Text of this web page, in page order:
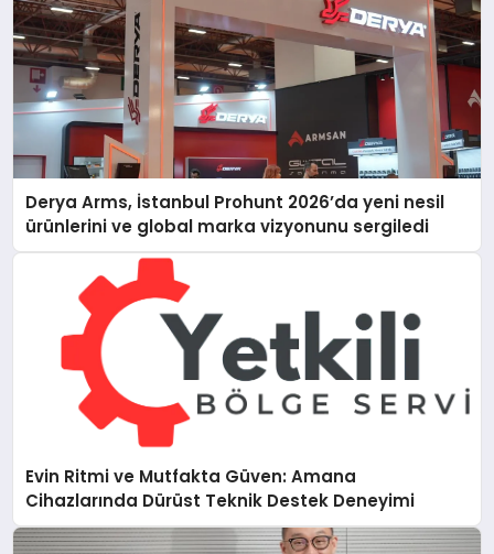
Derya Arms, İstanbul Prohunt 2026’da yeni nesil
ürünlerini ve global marka vizyonunu sergiledi
Evin Ritmi ve Mutfakta Güven: Amana
Cihazlarında Dürüst Teknik Destek Deneyimi